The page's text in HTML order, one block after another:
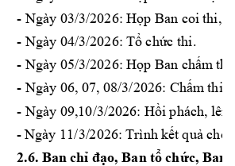
- Ngày 03/3/2026: Họp Ban coi thi,
- Ngày 04/3/2026: Tổ chức thi.
- Ngày 05/3/2026: Họp Ban chấm thi
- Ngày 06, 07, 08/3/2026: Chấm thi
- Ngày 09,10/3/2026: Hồi phách, lên
- Ngày 11/3/2026: Trình kết quả cho
2.6. Ban chỉ đạo, Ban tổ chức, Ban